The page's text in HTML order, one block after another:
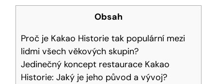
Obsah
Proč je Kakao Historie tak populární ‍mezi
⁣lidmi všech věkových skupin?
Jedinečný koncept restaurace Kakao
Historie: Jaký ⁢je jeho původ a ‍vývoj?